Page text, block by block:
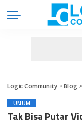
Logic Community >Blog>
UMUM
Tak Bisa Putar